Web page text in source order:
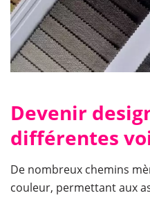
Devenir
différentes
De nombreux chemins
couleur, permettant aux